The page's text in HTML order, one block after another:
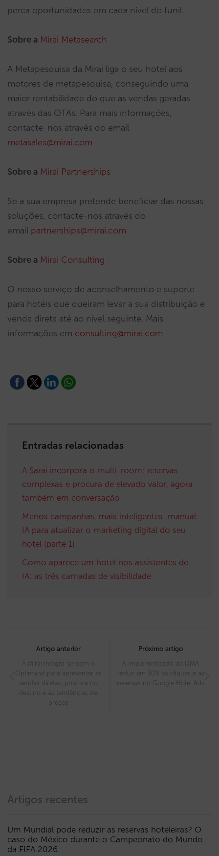
perca oportunidades em cada nível do funil.
Sobre a Mirai Metasearch
A Metapesquisa da Mirai liga o seu hotel aos
motores de metapesquisa, conseguindo uma
maior rentabilidade do que as vendas geradas
através das OTAs. Para mais informações,
contacte-nos através do email
metasales@mirai.com
Sobre a Mirai Partnerships
Se a sua empresa pretende beneficiar das nossas
soluções, contacte-nos através do
email partnerships@mirai.com
Sobre a Mirai Consulting
O nosso serviço de aconselhamento e suporte
para hotéis que queiram levar a sua distribuição e
venda direta até ao nível seguinte. Mais
informações em consulting@mirai.com
Entradas relacionadas
A Sarai incorpora o multi-room: reservas
complexas e procura de elevado valor, agora
também em conversação
Menos campanhas, mais inteligentes: manual
IA para atualizar o marketing digital do seu
hotel (parte 1)
Como aparece um hotel nos assistentes de
IA: as três camadas de visibilidade
navigation
Artigo anterior
A Mirai integra-se com o
Optimand para apresentar as
vendas diretas, procura no
destino e as tendências de
preços
Próximo artigo
A implementação da DMA
reduz em 30% os cliques e as
reservas no Google Hotel Ads
Artigos recentes
Um Mundial pode reduzir as reservas hoteleiras? O
caso do México durante o Campeonato do Mundo
da FIFA 2026